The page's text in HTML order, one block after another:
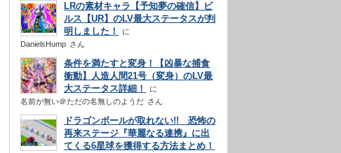
LRの素材キャラ【予知夢の確信】ビ
ルス【UR】のLV最大ステータスが判
明しました！
DanielsHump さん
条件を満たすと変身！【凶暴な捕食
衝動】人造人間21号（変身）のLV最
大ステータス詳細！
名前が無い＠ただの名無しのようだ さん
ドラゴンボールが取れない!! 恐怖の
再来ステージ『華麗なる連携』に出
てくる6星球を獲得する方法まとめ！